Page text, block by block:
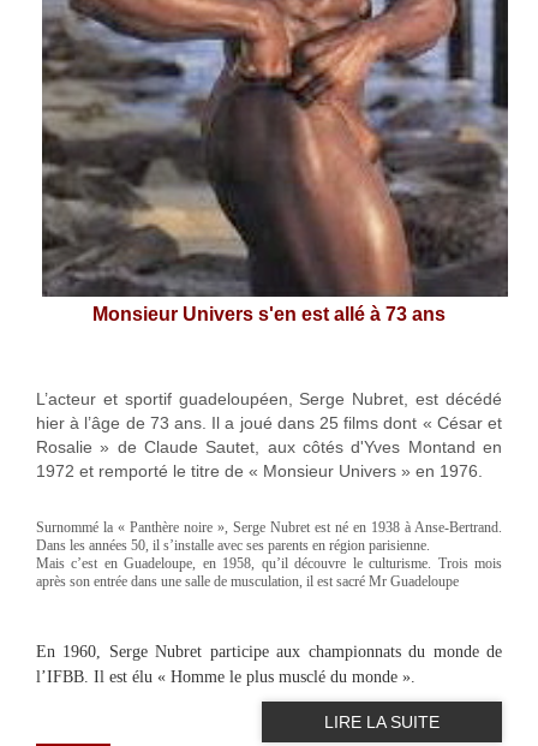
Monsieur Univers s'en est allé à 73 ans
L’acteur et sportif guadeloupéen, Serge Nubret, est décédé
hier à l’âge de 73 ans. Il a joué dans 25 films dont « César et
Rosalie » de Claude Sautet, aux côtés d'Yves Montand en
1972 et remporté le titre de « Monsieur Univers » en 1976.
Surnommé la « Panthère noire », Serge Nubret est né en 1938 à Anse-Bertrand.
Dans les années 50, il s’installe avec ses parents en région parisienne.
Mais c’est en Guadeloupe, en 1958, qu’il découvre le culturisme. Trois mois
après son entrée dans une salle de musculation, il est sacré Mr Guadeloupe
En 1960, Serge Nubret participe aux championnats du monde de
l’IFBB. Il est élu « Homme le plus musclé du monde ».
LIRE LA SUITE